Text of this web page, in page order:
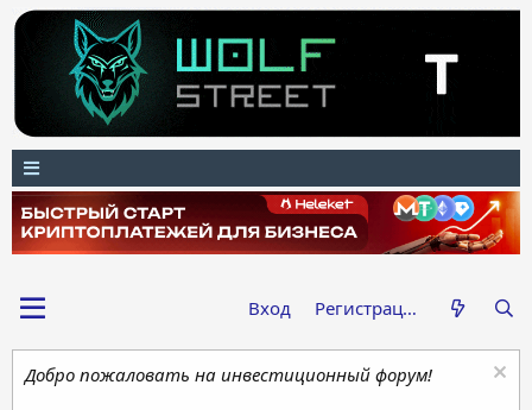
Вход Регистрация
Добро пожаловать на инвестиционный форум!